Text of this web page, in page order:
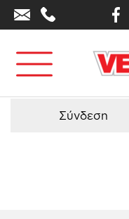
Αρχική σελίδα Προϊόντα -
Σύνδεση